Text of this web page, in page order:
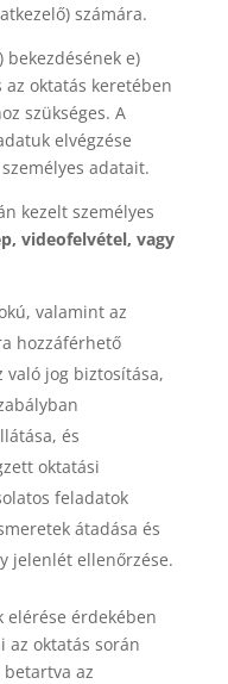
számára.
bekezdésének e)
az oktatás keretében
szükséges. A
elvégzése
adatait.
kezelt személyes
videofelvétel, vagy
valamint az
hozzáférhető
való jog biztosítása,
és
oktatási
feladatok
átadása és
jelenlét ellenőrzése.
elérése érdekében
az oktatás során
az